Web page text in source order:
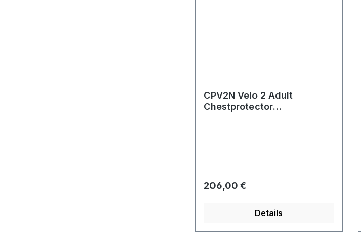
CPV2N Velo 2 Adult
Chestprotector
Regulärer Preis:
206,00 €
Details